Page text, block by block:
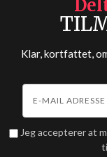
Klar, kortfattet,
Jeg accepterer at